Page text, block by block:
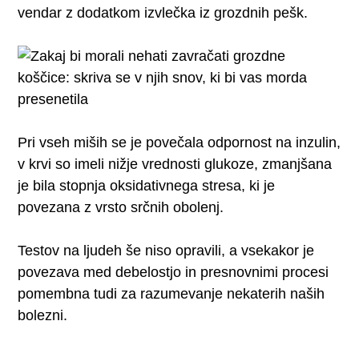
vendar z dodatkom izvlečka iz grozdnih pešk.
Pri vseh miših se je povečala odpornost na inzulin,
v krvi so imeli nižje vrednosti glukoze, zmanjšana
je bila stopnja oksidativnega stresa, ki je
povezana z vrsto srčnih obolenj.
Testov na ljudeh še niso opravili, a vsekakor je
povezava med debelostjo in presnovnimi procesi
pomembna tudi za razumevanje nekaterih naših
bolezni.